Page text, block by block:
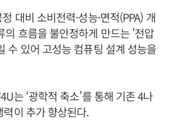
대비 소비전력·성능·면적(PPA) 개
의 흐름을 불안정하게 만드는 '전압
수 있어 고성능 컴퓨팅 설계 성능을
는 ‘광학적 축소’를 통해 기존 4나
력이 추가 향상된다.